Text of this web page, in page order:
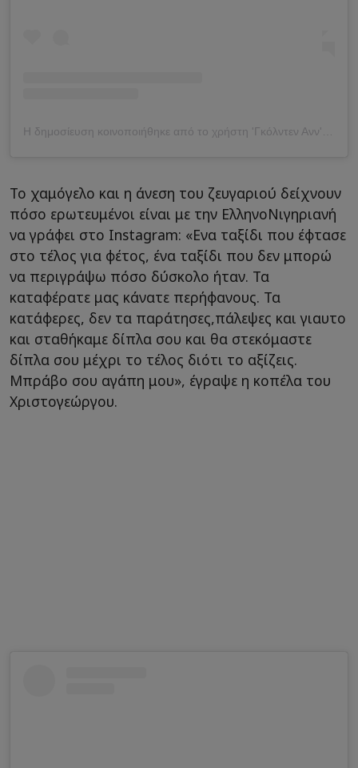
Το χαμόγελο και η άνεση του ζευγαριού δείχνουν
πόσο ερωτευμένοι είναι με την ΕλληνοΝιγηριανή
να γράφει στο Instagram: «Ενα ταξίδι που έφτασε
στο τέλος για φέτος, ένα ταξίδι που δεν μπορώ
να περιγράψω πόσο δύσκολο ήταν. Τα
καταφέρατε μας κάνατε περήφανους. Τα
κατάφερες, δεν τα παράτησες,πάλεψες και γιαυτο
και σταθήκαμε δίπλα σου και θα στεκόμαστε
δίπλα σου μέχρι το τέλος διότι το αξίζεις.
Μπράβο σου αγάπη μου», έγραψε η κοπέλα του
Χριστογεώργου.